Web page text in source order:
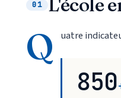
01
Q uatre
850